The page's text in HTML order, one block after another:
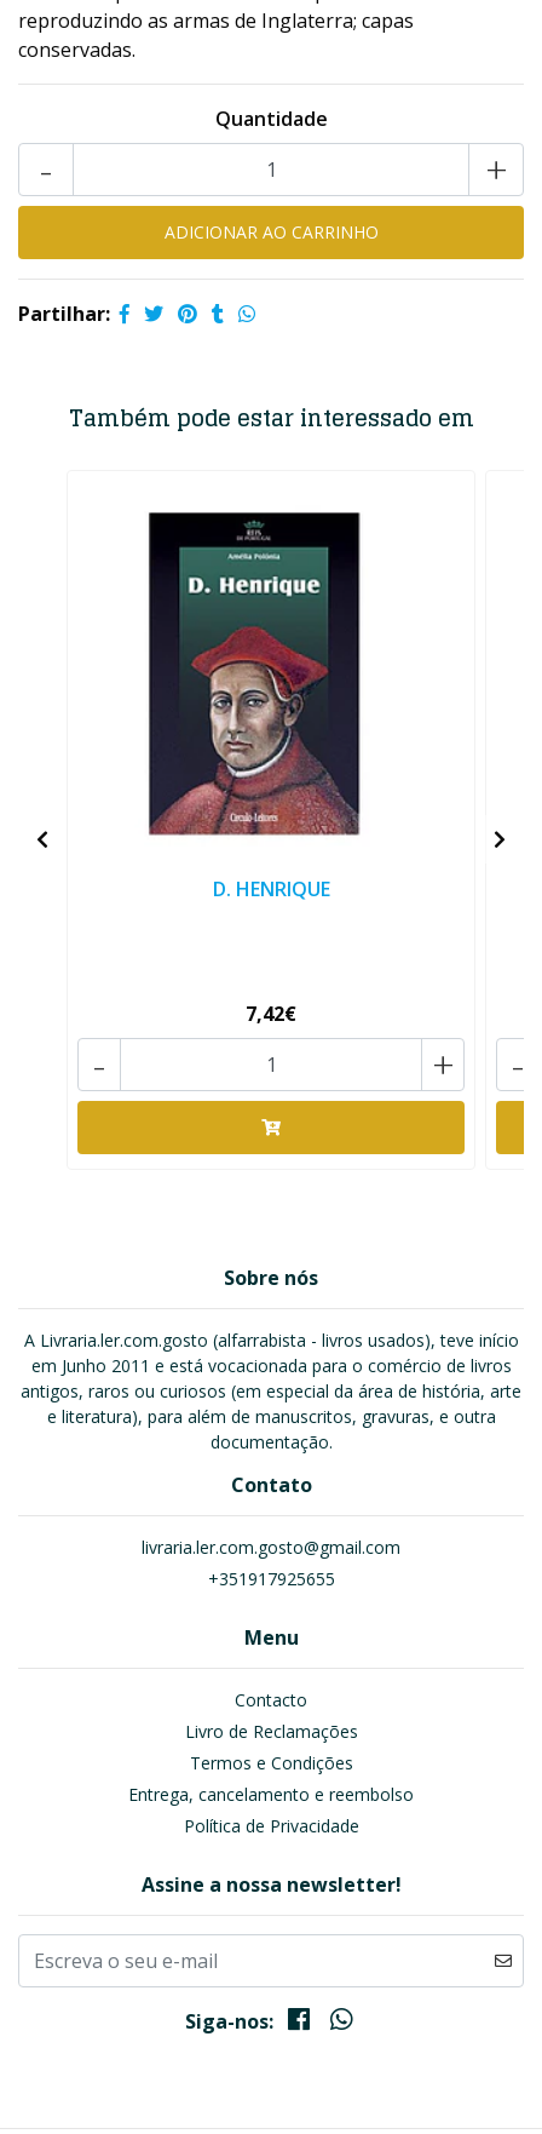
reproduzindo as armas de Inglaterra; capas
conservadas.
Quantidade
+
-
Partilhar:
Também pode estar interessado em
D. HENRIQUE
7,42€
+
- -
Sobre nós
A Livraria.ler.com.gosto (alfarrabista - livros usados), teve início
em Junho 2011 e está vocacionada para o comércio de livros
antigos, raros ou curiosos (em especial da área de história, arte
e literatura), para além de manuscritos, gravuras, e outra
documentação.
Contato
livraria.ler.com.gosto@gmail.com
+351917925655
Menu
Contacto
Livro de Reclamações
Termos e Condições
Entrega, cancelamento e reembolso
Política de Privacidade
Assine a nossa newsletter!
Siga-nos: